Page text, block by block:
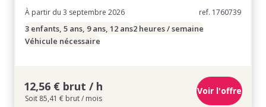
À partir du 3 septembre 2026
ref. 1760739
3 enfants, 5 ans, 9 ans, 12 ans2 heures / semaine
Véhicule nécessaire
12,56 € brut / h
Soit 85,41 € brut / mois
Voir l'offre